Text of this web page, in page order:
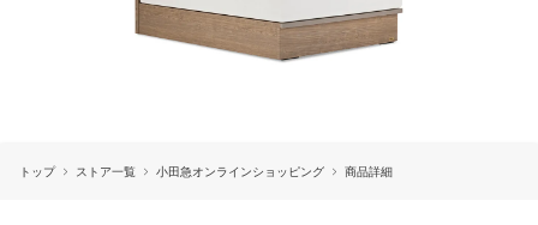
ファッション・インナー・小物
食品・スイーツ・お酒
キッズ・ベビー用品
リーベイツ注目ストア
電子書籍特集
トップ ストア一覧 小田急オンラインショッピング 商品詳細